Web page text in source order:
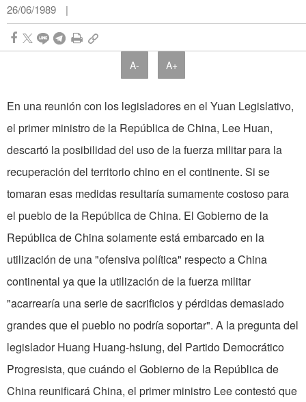
26/06/1989 |
A- A+
En una reunión con los legisladores en el Yuan Legislativo,
el primer ministro de la República de China, Lee Huan,
descartó la posibilidad del uso de la fuerza militar para la
recuperación del territorio chino en el continente. Si se
tomaran esas medidas resultaría sumamente costoso para
el pueblo de la República de China. El Gobierno de la
República de China solamente está embarcado en la
utilización de una "ofensiva política" respecto a China
continental ya que la utilización de la fuerza militar
"acarrearía una serie de sacrificios y pérdidas demasiado
grandes que el pueblo no podría soportar". A la pregunta del
legislador Huang Huang-hsiung, del Partido Democrático
Progresista, que cuándo el Gobierno de la República de
China reunificará China, el primer ministro Lee contestó que